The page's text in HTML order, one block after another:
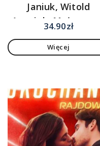
Janiuk, Witold
Anusiak, Małgorzata
Osiecka
34.90zł
Więcej